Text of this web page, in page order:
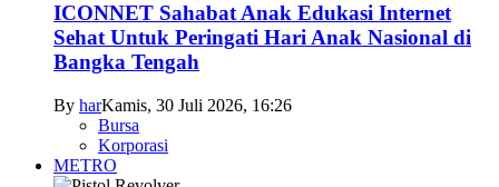
ICONNET Sahabat Anak Edukasi Internet
Sehat Untuk Peringati Hari Anak Nasional di
Bangka Tengah
By harKamis, 30 Juli 2026, 16:26
Bursa
Korporasi
METRO